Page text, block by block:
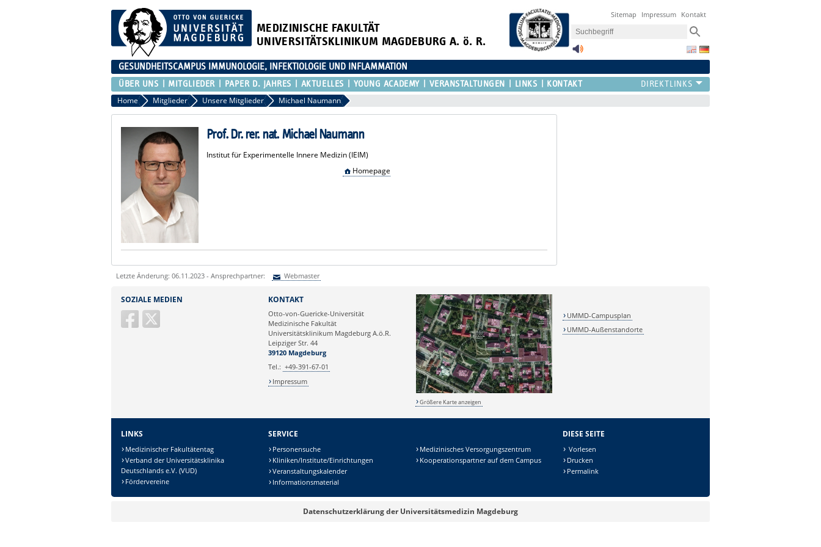
MEDIZINISCHE FAKULTÄT
UNIVERSITÄTSKLINIKUM MAGDEBURG A. ö. R.
Sitemap Impressum Kontakt
GESUNDHEITSCAMPUS IMMUNOLOGIE, INFEKTIOLOGIE UND INFLAMMATION
ÜBER UNS MITGLIEDER PAPER D. JAHRES AKTUELLES YOUNG ACADEMY VERANSTALTUNGEN LINKS KONTAKT
Home Mitglieder Unsere Mitglieder Michael Naumann
Prof. Dr. rer. nat. Michael Naumann
Institut für Experimentelle Innere Medizin (IEIM)
Homepage
Letzte Änderung: 06.11.2023 - Ansprechpartner: Webmaster
Ihre E-Mailadresse:
Sicherheitsabfrage:
SOZIALE MEDIEN KONTAKT
Otto-von-Guericke-Universität
Medizinische Fakultät
Universitätsklinikum Magdeburg A.ö.R.
Leipziger Str. 44
39120 Magdeburg
Tel.: +49-391-67-01
Impressum
Größere Karte anzeigen
UMMD-Campusplan
UMMD-Außenstandorte
LINKS
Medizinischer Fakultätentag
Verband der Universitätsklinika
Deutschlands e.V. (VUD)
Fördervereine
SERVICE
Personensuche
Kliniken/Institute/Einrichtungen
Veranstaltungskalender
Informationsmaterial
Medizinisches Versorgungszentrum
Kooperationspartner auf dem Campus
DIESE SEITE
Vorlesen
Drucken
Permalink
Datenschutzerklärung der Universitätsmedizin Magdeburg